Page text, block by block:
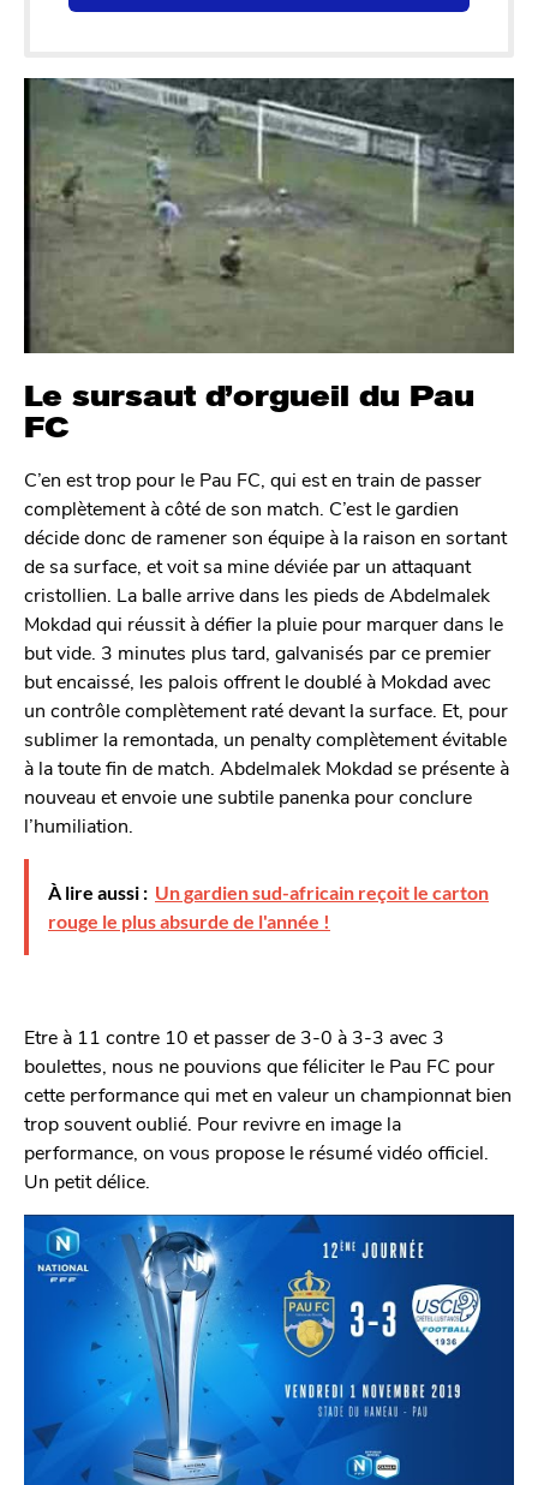
Le sursaut d’orgueil du Pau
FC
C’en est trop pour le Pau FC, qui est en train de passer
complètement à côté de son match. C’est le gardien
décide donc de ramener son équipe à la raison en sortant
de sa surface, et voit sa mine déviée par un attaquant
cristollien. La balle arrive dans les pieds de Abdelmalek
Mokdad qui réussit à défier la pluie pour marquer dans le
but vide. 3 minutes plus tard, galvanisés par ce premier
but encaissé, les palois offrent le doublé à Mokdad avec
un contrôle complètement raté devant la surface. Et, pour
sublimer la remontada, un penalty complètement évitable
à la toute fin de match. Abdelmalek Mokdad se présente à
nouveau et envoie une subtile panenka pour conclure
l’humiliation.
À lire aussi : Un gardien sud-africain reçoit le carton
rouge le plus absurde de l'année !
Etre à 11 contre 10 et passer de 3-0 à 3-3 avec 3
boulettes, nous ne pouvions que féliciter le Pau FC pour
cette performance qui met en valeur un championnat bien
trop souvent oublié. Pour revivre en image la
performance, on vous propose le résumé vidéo officiel.
Un petit délice.